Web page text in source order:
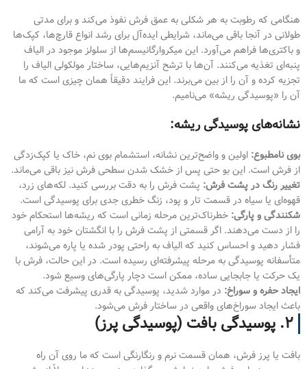
هنگامی که رطوبت به هر شکلی به عمق فرش نفوذ می‌کند و برای مدتی
طولانی در آنجا باقی می‌ماند، شرایطی ایده‌آل برای رشد انواع قارچ‌ها، کپک‌ها
و باکتری‌ها فراهم می‌آورد. این میکروارگانیسم‌ها از سلولز موجود در الیاف
پنبه‌ای تغذیه می‌کنند. آن‌ها با ترشح آنزیم‌هایی، ساختار مولکولی الیاف را
تجزیه کرده و آن را از بین می‌برند. این فرایند دقیقاً همان چیزی است که ما
آن را «پوسیدگی ریشه» می‌نامیم.
نشانه‌های پوسیدگی ریشه:
بوی نامطبوع: اولین و واضح‌ترین نشانه، استشمام بوی نم، خاک یا کپک‌زدگی
از فرش است. این بو حتی پس از خشک شدن سطحی فرش نیز باقی می‌ماند.
تغییر رنگ در پشت فرش: پشت فرش را به دقت بررسی کنید. لکه‌های زرد،
قهوه‌ای یا سیاه در قسمت تار و پود، زنگ خطری جدی برای پوسیدگی است.
شکنندگی و پارگی: خطرناک‌ترین مرحله زمانی است که ریشه‌ها استحکام خود
را از دست می‌دهند. اگر قسمتی از پشت فرش را با انگشتان خود به آرامی
فشار دهید و احساس کنید که الیاف به راحتی پودر شده یا پاره می‌شوند،
متأسفانه پوسیدگی به مرحله پیشرفته‌ای رسیده است. در این حالت، فرش با
یک حرکت یا جابجایی ساده، ممکن است دچار پارگی‌های وسیع شود.
ایجاد حفره و سوراخ: در موارد شدید، پوسیدگی به قدری پیشرفت می‌کند که
باعث ایجاد سوراخ‌های واقعی در ساختار فرش می‌شود.
۲. پوسیدگی بافت (پوسیدگی پرز)
بافت یا پرز فرش، همان قسمت نرم و رنگارنگی است که ما روی آن راه